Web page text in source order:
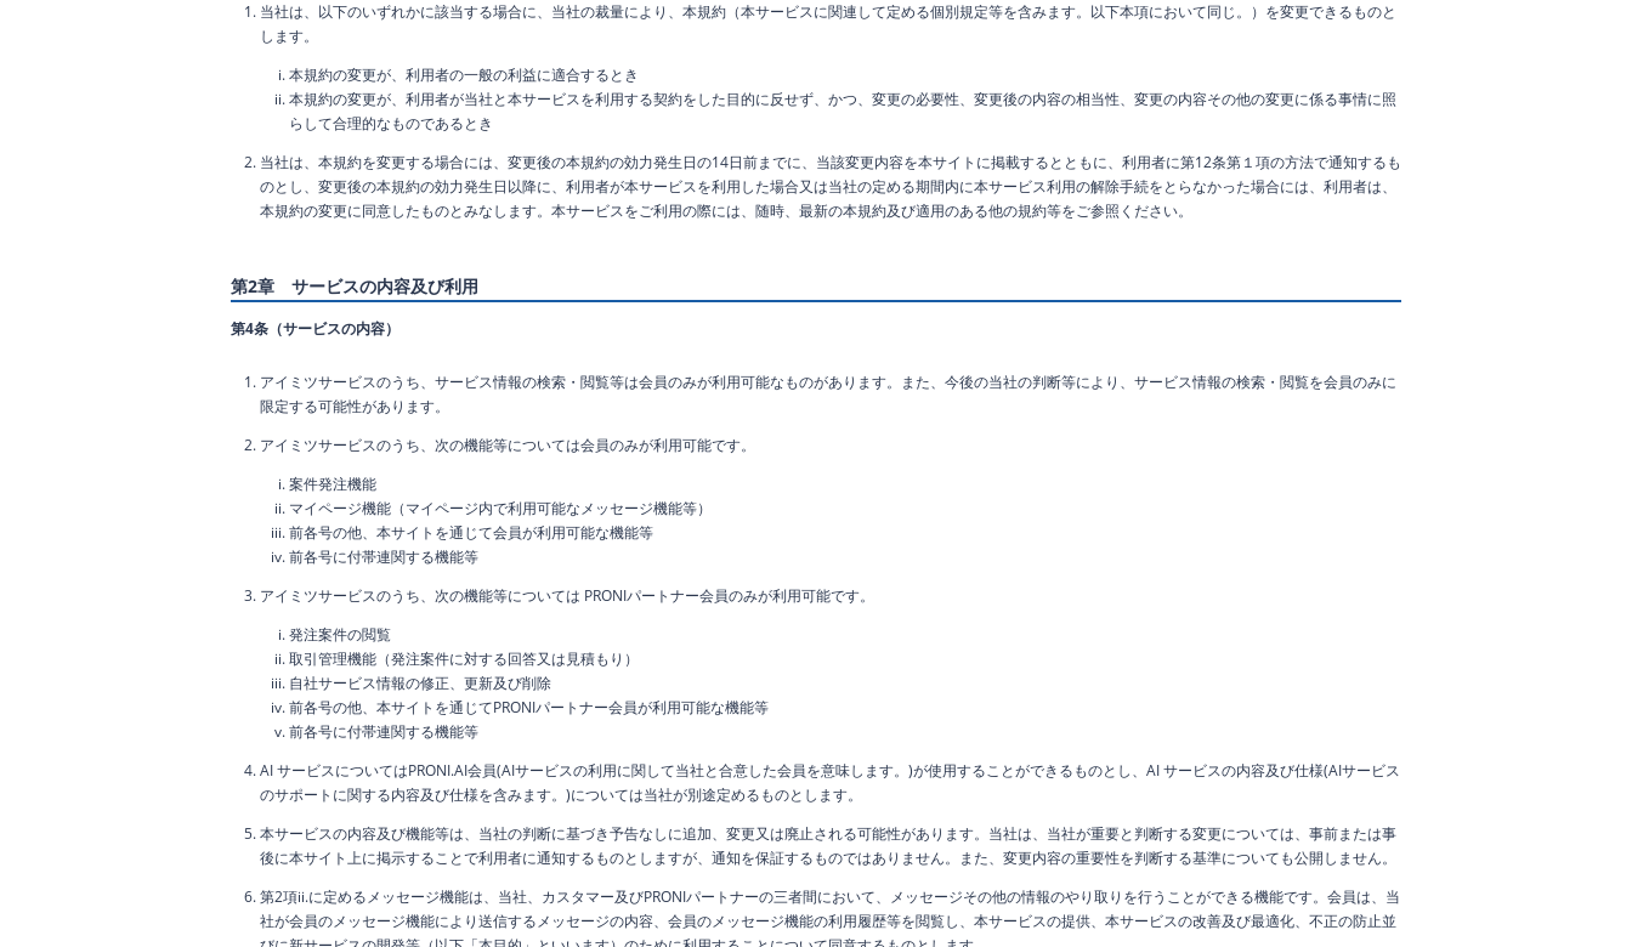
当社は、以下のいずれかに該当する場合に、当社の裁量により、本規約（本サービスに関連して定める個別規定等を含みます。以下本項において同じ。）を変更できるものと
します。
本規約の変更が、利用者の一般の利益に適合するとき
本規約の変更が、利用者が当社と本サービスを利用する契約をした目的に反せず、かつ、変更の必要性、変更後の内容の相当性、変更の内容その他の変更に係る事情に照
らして合理的なものであるとき
当社は、本規約を変更する場合には、変更後の本規約の効力発生日の14日前までに、当該変更内容を本サイトに掲載するとともに、利用者に第12条第１項の方法で通知するも
のとし、変更後の本規約の効力発生日以降に、利用者が本サービスを利用した場合又は当社の定める期間内に本サービス利用の解除手続をとらなかった場合には、利用者は、
本規約の変更に同意したものとみなします。本サービスをご利用の際には、随時、最新の本規約及び適用のある他の規約等をご参照ください。
第2章 サービスの内容及び利用
第4条（サービスの内容）
アイミツサービスのうち、サービス情報の検索・閲覧等は会員のみが利用可能なものがあります。また、今後の当社の判断等により、サービス情報の検索・閲覧を会員のみに
限定する可能性があります。
アイミツサービスのうち、次の機能等については会員のみが利用可能です。
案件発注機能
マイページ機能（マイページ内で利用可能なメッセージ機能等）
前各号の他、本サイトを通じて会員が利用可能な機能等
前各号に付帯連関する機能等
アイミツサービスのうち、次の機能等については PRONIパートナー会員のみが利用可能です。
発注案件の閲覧
取引管理機能（発注案件に対する回答又は見積もり）
自社サービス情報の修正、更新及び削除
前各号の他、本サイトを通じてPRONIパートナー会員が利用可能な機能等
前各号に付帯連関する機能等
AI サービスについてはPRONI.AI会員(AIサービスの利用に関して当社と合意した会員を意味します。)が使用することができるものとし、AI サービスの内容及び仕様(AIサービス
のサポートに関する内容及び仕様を含みます。)については当社が別途定めるものとします。
本サービスの内容及び機能等は、当社の判断に基づき予告なしに追加、変更又は廃止される可能性があります。当社は、当社が重要と判断する変更については、事前または事
後に本サイト上に掲示することで利用者に通知するものとしますが、通知を保証するものではありません。また、変更内容の重要性を判断する基準についても公開しません。
第2項ii.に定めるメッセージ機能は、当社、カスタマー及びPRONIパートナーの三者間において、メッセージその他の情報のやり取りを行うことができる機能です。会員は、当
社が会員のメッセージ機能により送信するメッセージの内容、会員のメッセージ機能の利用履歴等を閲覧し、本サービスの提供、本サービスの改善及び最適化、不正の防止並